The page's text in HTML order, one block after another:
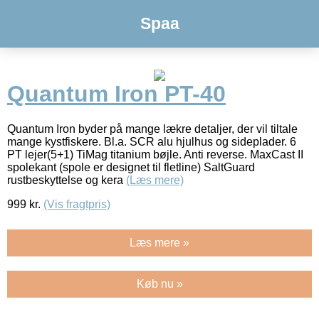
Spaa
Quantum Iron PT-40
Quantum Iron byder på mange lækre detaljer, der vil tiltale
mange kystfiskere. Bl.a. SCR alu hjulhus og sideplader. 6
PT lejer(5+1) TiMag titanium bøjle. Anti reverse. MaxCast II
spolekant (spole er designet til fletline) SaltGuard
rustbeskyttelse og kera (Læs mere)
999 kr. (Vis fragtpris)
Læs mere »
Køb nu »